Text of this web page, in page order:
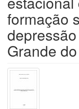
formação
Grande